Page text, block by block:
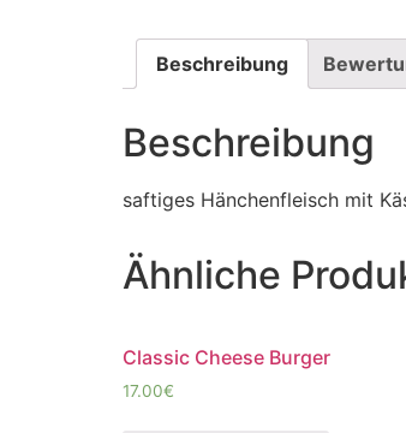
Beschreibung
Beschreibung
saftiges Hänchenfleisch mit
Ähnliche
Classic Cheese Burger
17.00€